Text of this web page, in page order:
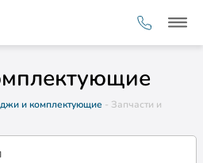
и комплектующие - Запчасти и